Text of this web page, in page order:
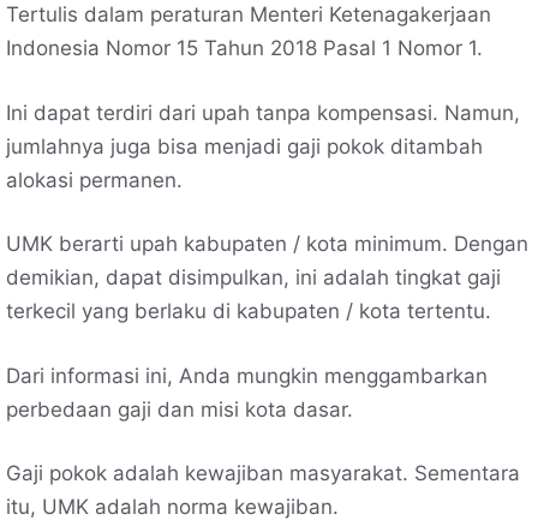
Tertulis dalam peraturan Menteri Ketenagakerjaan
Indonesia Nomor 15 Tahun 2018 Pasal 1 Nomor 1.
Ini dapat terdiri dari upah tanpa kompensasi. Namun,
jumlahnya juga bisa menjadi gaji pokok ditambah
alokasi permanen.
UMK berarti upah kabupaten / kota minimum. Dengan
demikian, dapat disimpulkan, ini adalah tingkat gaji
terkecil yang berlaku di kabupaten / kota tertentu.
Dari informasi ini, Anda mungkin menggambarkan
perbedaan gaji dan misi kota dasar.
Gaji pokok adalah kewajiban masyarakat. Sementara
itu, UMK adalah norma kewajiban.